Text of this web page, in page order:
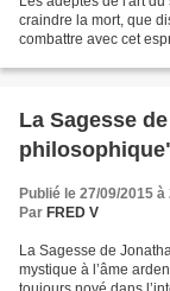
craindre la mort, que
combattre avec cet
La Sagesse
Publié le 27/09/2015 à
Par FRED V
La Sagesse de
mystique à l’âme